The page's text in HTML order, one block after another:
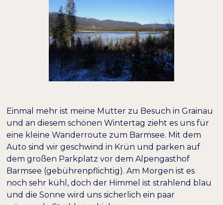
Buchstabenabstand 100%
Einmal mehr ist meine Mutter zu Besuch in Grainau
und an diesem schönen Wintertag zieht es uns für
eine kleine Wanderroute zum Barmsee. Mit dem
Auto sind wir geschwind in Krün und parken auf
dem großen Parkplatz vor dem Alpengasthof
Barmsee (gebührenpflichtig). Am Morgen ist es
noch sehr kühl, doch der Himmel ist strahlend blau
und die Sonne wird uns sicherlich ein paar